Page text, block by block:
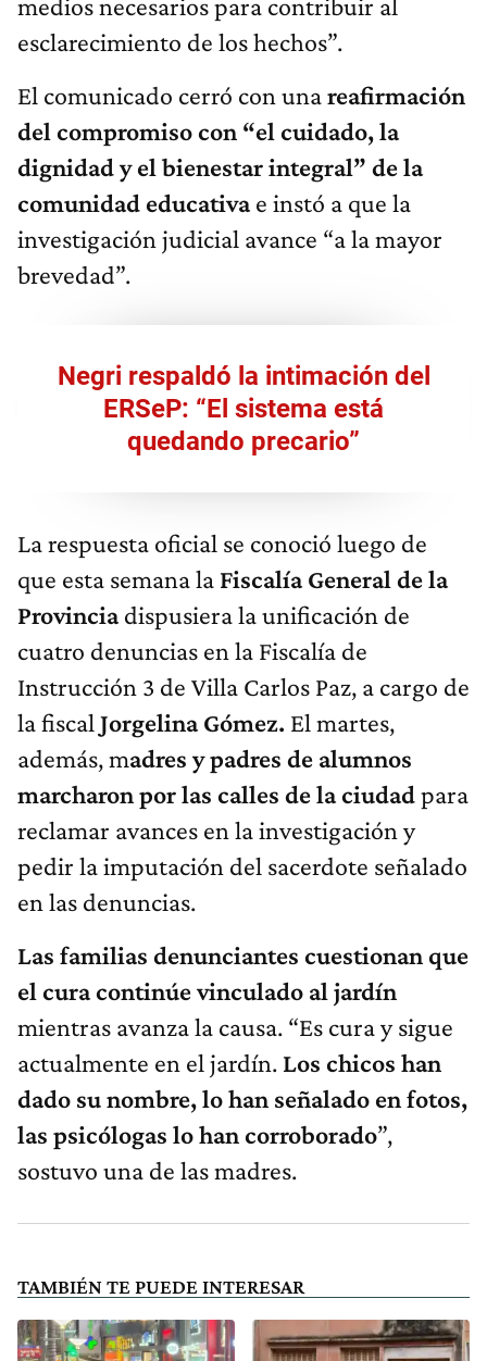
medios necesarios para contribuir al
esclarecimiento de los hechos”.
El comunicado cerró con unareafirmación
del compromiso con “el cuidado, la
dignidad y el bienestar integral” de la
comunidad educativae instó a que la
investigación judicial avance “a la mayor
brevedad”.
Negri respaldó la intimación del
ERSeP: “El sistema está
quedando precario”
La respuesta oficial se conoció luego de
que esta semana la Fiscalía General de la
Provinciadispusiera la unificación de
cuatro denuncias en la Fiscalía de
Instrucción 3 de Villa Carlos Paz, a cargo de
la fiscal Jorgelina Gómez. El martes,
además, madres y padres de alumnos
marcharon por las calles de la ciudadpara
reclamar avances en la investigación y
pedir la imputación del sacerdote señalado
en las denuncias.
Las familias denunciantes cuestionan que
el cura continúe vinculado al jardín
mientras avanza la causa. “Es cura y sigue
actualmente en el jardín. Los chicos han
dado su nombre, lo han señalado en fotos,
las psicólogas lo han corroborado”,
sostuvo una de las madres.
TAMBIÉN TE PUEDE INTERESAR